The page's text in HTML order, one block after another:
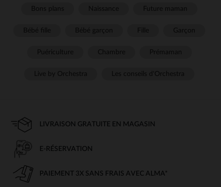
LIVRAISON GRATUITE EN MAGASIN
E-RÉSERVATION
PAIEMENT 3X SANS FRAIS AVEC ALMA*